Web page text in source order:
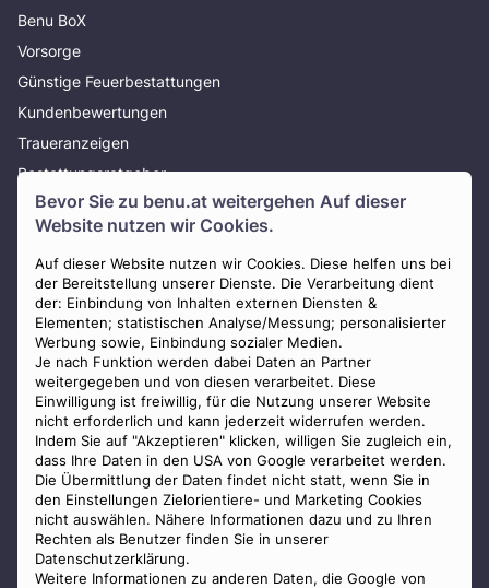
Bevor Sie zu benu.at weitergehen Auf dieser
Website nutzen wir Cookies.
Auf dieser Website nutzen wir Cookies. Diese helfen uns bei
der Bereitstellung unserer Dienste. Die Verarbeitung dient
der: Einbindung von Inhalten externen Diensten &
Elementen; statistischen Analyse/Messung; personalisierter
Werbung sowie, Einbindung sozialer Medien.
Je nach Funktion werden dabei Daten an Partner
weitergegeben und von diesen verarbeitet. Diese
Einwilligung ist freiwillig, für die Nutzung unserer Website
nicht erforderlich und kann jederzeit widerrufen werden.
Indem Sie auf "Akzeptieren" klicken, willigen Sie zugleich ein,
dass Ihre Daten in den USA von Google verarbeitet werden.
Die Übermittlung der Daten findet nicht statt, wenn Sie in
den Einstellungen Zielorientiere- und Marketing Cookies
nicht auswählen. Nähere Informationen dazu und zu Ihren
Rechten als Benutzer finden Sie in unserer
Datenschutzerklärung.
Weitere Informationen zu anderen Daten, die Google von
Benu BoX
Vorsorge
Günstige Feuerbestattungen
Kundenbewertungen
Traueranzeigen
Bestattungsratgeber
Über uns
Presse
AGB
Impressum
Datenschutz
Widerrufsbelehrung
Zahlungsmöglichkeiten
Staatlich geprüfter